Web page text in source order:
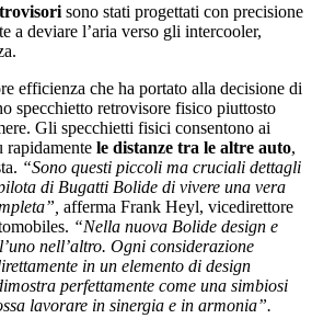
sono stati progettati con precisione
a deviare l’aria verso gli intercooler,
efficienza che ha portato alla decisione di
specchietto retrovisore fisico piuttosto
Gli specchietti fisici consentono ai
rapidamente le distanze tra le altre auto,
“Sono questi piccoli ma cruciali dettagli
di Bugatti Bolide di vivere una vera
afferma Frank Heyl, vicedirettore
“Nella nuova Bolide design e
nell’altro. Ogni considerazione
in un elemento di design
perfettamente come una simbiosi
lavorare in sinergia e in armonia”.